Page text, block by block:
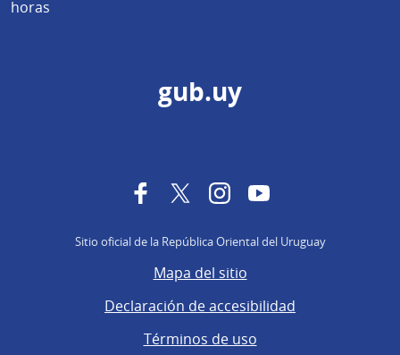
horas
gub.uy
FacebookTwitterInstagramYouTube
Sitio oficial de la República Oriental del Uruguay
Mapa del sitio
Declaración de accesibilidad
Términos de uso